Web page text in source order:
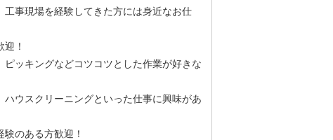
工事現場を経験してきた方には身近なお仕
！
ピッキングなどコツコツとした作業が好きな
ハウスクリーニングといった仕事に興味があ
のある方歓迎！